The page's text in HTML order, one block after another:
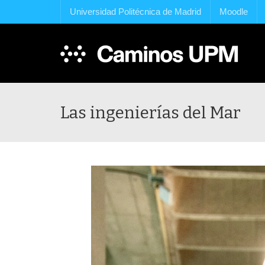
Universidad Politécnica de Madrid Moodle
Las ingenierías del Mar